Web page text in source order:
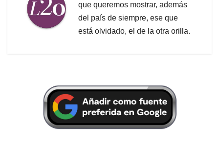
que queremos mostrar, además
del país de siempre, ese que
está olvidado, el de la otra orilla.